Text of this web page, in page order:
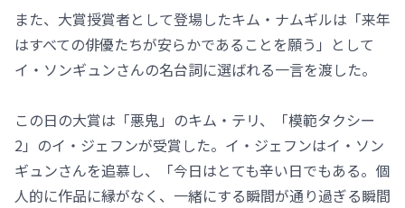
また、大賞授賞者として登場したキム・ナムギルは「来年
はすべての俳優たちが安らかであることを願う」として
イ・ソンギュンさんの名台詞に選ばれる一言を渡した。
この日の大賞は「悪鬼」のキム・テリ、「模範タクシー
2」のイ・ジェフンが受賞した。イ・ジェフンはイ・ソン
ギュンさんを追慕し、「今日はとても辛い日でもある。個
人的に作品に縁がなく、一緒にする瞬間が通り過ぎる瞬間